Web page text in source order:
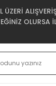
OLURSA